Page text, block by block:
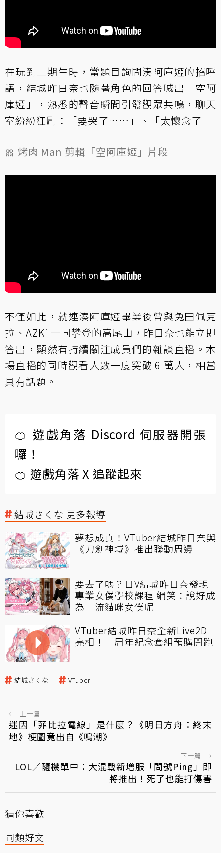
在玩到二期生時，當題目詢問湊阿庫婭的招呼
語，結城昨日奈也隨著角色的回答喊出「空阿
庫婭」，熟悉的聲音瞬間引發觀眾共鳴，聊天
室紛紛狂刷：「要哭了……」、「太懷念了」
🎀 烤肉 Man 剪輯「空阿庫婭」片段
不僅如此，就連湊阿庫婭畢業後曾與兔田佩克
拉、AZKi 一同攀登的高尾山，昨日奈也能立即
答出，顯然有持續關注成員們的雜談直播。本
場直播的同時觀看人數一度突破 6 萬人，相當
具有話題。
🍊 遊戲角落 Discord 伺服器開張
囉！
🍊 遊戲角落 X 追蹤起來
結城さくな 更多報導
夢想成真！VTuber結城昨日奈與
《刀劍神域》推出聯動周邊
要去了嗎？日V結城昨日奈發現
專業女僕學校課程 網笑：說好成
為一流貓咪女僕呢
VTuber結城昨日奈全新Live2D
亮相！一周年紀念套組預購開跑
結城さくな VTuber
← 上一篇
迷因「菲比拉電線」是什麼？《明日方舟：終末
地》梗圖竟出自《鳴潮》
下一篇 →
LOL／隨機單中：大混戰新增服「問號Ping」即
將推出！死了也能打傷害
猜你喜歡
同類好文